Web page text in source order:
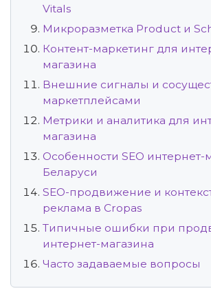
Vitals
Микроразметка Product и
Контент-маркетинг для
магазина
Внешние сигналы и
маркетплейсами
Метрики и аналитика для
магазина
Особенности SEO интернет-
Беларуси
SEO-продвижение и
реклама в Cropas
Типичные ошибки при
интернет-магазина
Часто задаваемые вопросы